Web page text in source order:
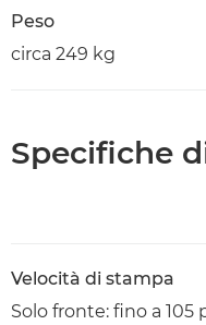
Peso
circa 249 kg
Specifiche
Velocità di stampa
Solo fronte: fino a 105